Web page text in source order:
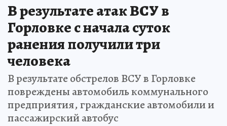
В результате атак ВСУ в
Горловке с начала суток
ранения получили три
человека
В результате обстрелов ВСУ в Горловке
повреждены автомобиль коммунального
предприятия, гражданские автомобили и
пассажирский автобус